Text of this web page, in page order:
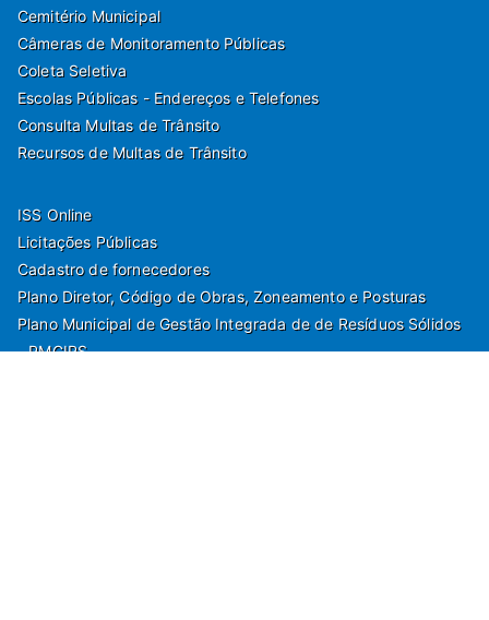
Cemitério Municipal
Câmeras de Monitoramento Públicas
Coleta Seletiva
Escolas Públicas - Endereços e Telefones
Consulta Multas de Trânsito
Recursos de Multas de Trânsito
ISS Online
Licitações Públicas
Cadastro de fornecedores
Plano Diretor, Código de Obras, Zoneamento e Posturas
Plano Municipal de Gestão Integrada de de Resíduos Sólidos
- PMGIRS